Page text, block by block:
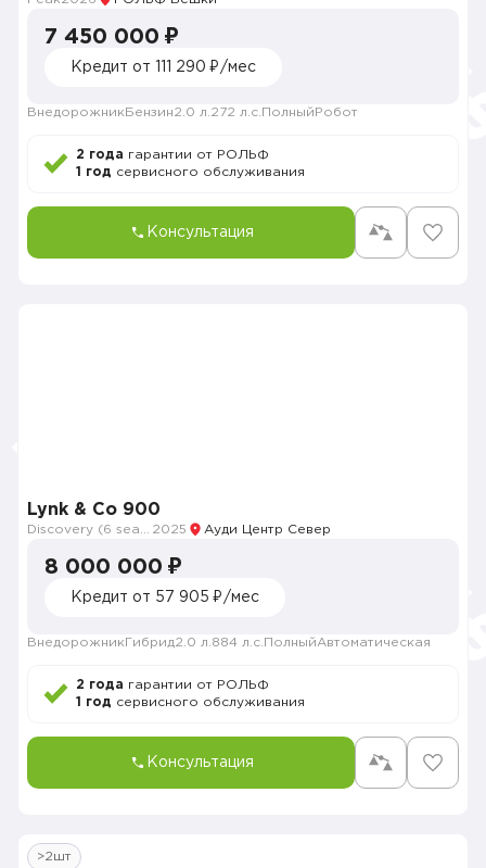
7 450 000 ₽
Кредит от 111 290 ₽/мес
Внедорожник Бензин2.0 л. 272 л.с. Полный Робот
2 года гарантии от РОЛЬФ
1 год сервисного обслуживания
Консультация
Lynk & Co 900
2025 Ауди Центр Север
8 000 000 ₽
Кредит от 57 905 ₽/мес
Внедорожник Гибрид2.0 л. 884 л.с. ПолныйАвтоматическая
2 года гарантии от РОЛЬФ
1 год сервисного обслуживания
Консультация
>2шт